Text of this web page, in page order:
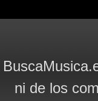
ni de los